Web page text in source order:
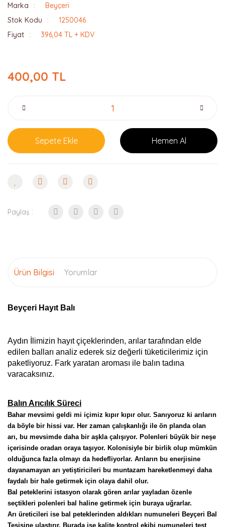
Marka
Beyçeri
Stok Kodu
1250046
Fiyat
396,04 TL + KDV
400,00 TL
Sepete Ekle Hemen Al
Paylaş :
Ürün Bilgisi Yorumlar
Beyçeri Hayıt Balı
Aydın İlimizin hayıt çiçeklerinden, arılar tarafından elde
edilen balları analiz ederek siz değerli tüketicilerimiz için
paketliyoruz. Fark yaratan aroması ile balın tadına
varacaksınız.
Balın Arıcılık Süreci
Bahar mevsimi geldi mi içimiz kıpır kıpır olur. Sanıyoruz ki arıların
da böyle bir hissi var. Her zaman çalışkanlığı ile ön planda olan
arı, bu mevsimde daha bir aşkla çalışıyor. Polenleri büyük bir neşe
içerisinde oradan oraya taşıyor. Kolonisiyle bir birlik olup mümkün
olduğunca fazla olmayı da hedefliyorlar. Arıların bu enerjisine
dayanamayan arı yetiştiricileri bu muntazam hareketlenmeyi daha
faydalı bir hale getirmek için olaya dahil olur.
Bal peteklerini istasyon olarak gören arılar yayladan özenle
seçtikleri polenleri bal haline getirmek için buraya uğrarlar.
Arı üreticileri ise bal peteklerinden aldıkları numuneleri Beyçeri Bal
Tesisine ulaştırır. Burada ise kalite kontrol ekibi numuneleri test